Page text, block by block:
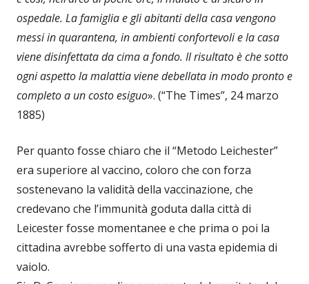
ospedale. La famiglia e gli abitanti della casa vengono
messi in quarantena, in ambienti confortevoli e la casa
viene disinfettata da cima a fondo. Il risultato è che sotto
ogni aspetto la malattia viene debellata in modo pronto e
completo a un costo esiguo». (“The Times”, 24 marzo
1885)
Per quanto fosse chiaro che il “Metodo Leichester”
era superiore al vaccino, coloro che con forza
sostenevano la validità della vaccinazione, che
credevano che l’immunità goduta dalla città di
Leicester fosse momentanee e che prima o poi la
cittadina avrebbe sofferto di una vasta epidemia di
vaiolo.